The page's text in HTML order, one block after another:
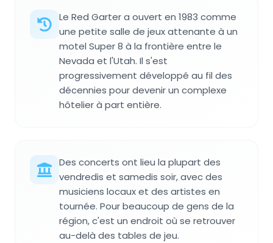
Le Red Garter a ouvert en 1983 comme
une petite salle de jeux attenante à un
motel Super 8 à la frontière entre le
Nevada et l'Utah. Il s'est
progressivement développé au fil des
décennies pour devenir un complexe
hôtelier à part entière.
Des concerts ont lieu la plupart des
vendredis et samedis soir, avec des
musiciens locaux et des artistes en
tournée. Pour beaucoup de gens de la
région, c'est un endroit où se retrouver
au-delà des tables de jeu.